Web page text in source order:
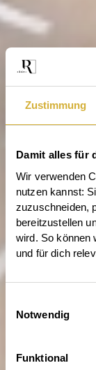
Zustimmung
Damit alles für
Wir verwenden
nutzen kannst:
zuzuschneiden,
bereitzustellen
wird. So können
und für dich
Notwendig
Funktional